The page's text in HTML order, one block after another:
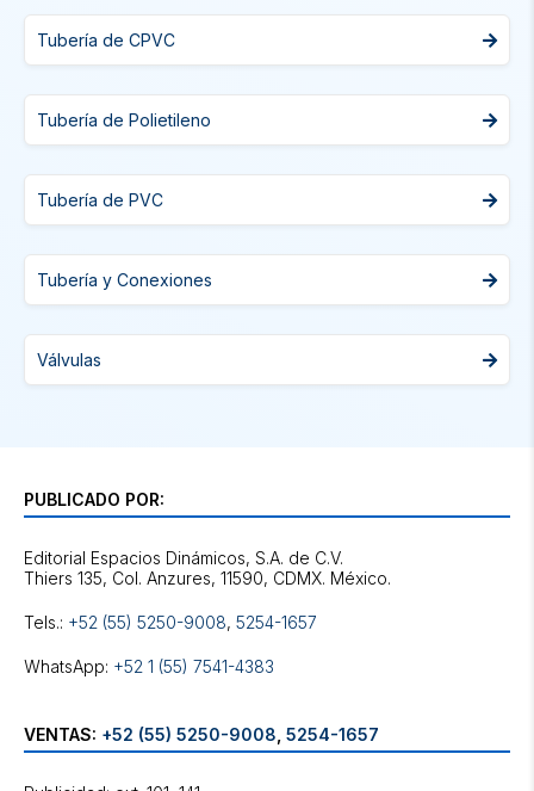
Tubería de CPVC
Tubería de Polietileno
Tubería de PVC
Tubería y Conexiones
Válvulas
PUBLICADO POR:
Editorial Espacios Dinámicos, S.A. de C.V.
Tels.: +52 (55) 5250-9008, 5254-1657
WhatsApp: +52 1 (55) 7541-4383
VENTAS: +52 (55) 5250-9008 5254-1657